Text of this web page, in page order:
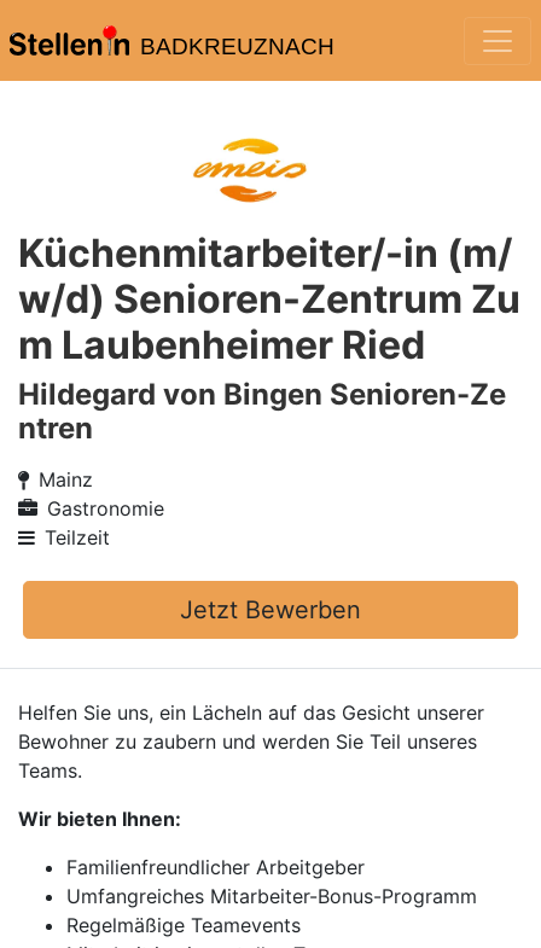
BADKREUZNACH
Küchenmitarbeiter/-in (m/
w/d) Senioren-Zentrum Zu
m Laubenheimer Ried
Hildegard von Bingen Senioren-Ze
ntren
Mainz
Gastronomie
Teilzeit
Jetzt Bewerben
Helfen Sie uns, ein Lächeln auf das Gesicht unserer
Bewohner zu zaubern und werden Sie Teil unseres
Teams.
Wir bieten Ihnen:
Familienfreundlicher Arbeitgeber
Umfangreiches Mitarbeiter-Bonus-Programm
Regelmäßige Teamevents